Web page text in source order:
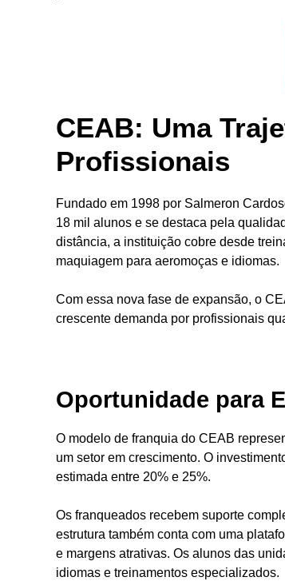
CEAB: Uma
Profissionais
Fundado em 1998 por Salmeron
18 mil alunos e se destaca pela
distância, a instituição cobre desde
maquiagem para aeromoças e idiomas.
Com essa nova fase de expansão, o
crescente demanda por profissionais
Oportunidade para
O modelo de franquia do CEAB
um setor em crescimento. O
estimada entre 20% e 25%.
Os franqueados recebem suporte
estrutura também conta com uma
e margens atrativas. Os alunos das
idiomas e treinamentos especializados.